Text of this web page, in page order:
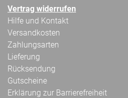
Vertrag widerrufen
Hilfe und Kontakt
Versandkosten
Zahlungsarten
Lieferung
Rücksendung
Gutscheine
Erklärung zur Barrierefreiheit